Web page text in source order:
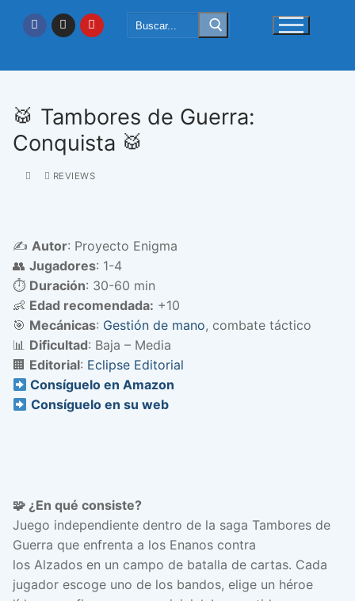
Buscar:
🥁 Tambores de Guerra:
Conquista 🥁
REVIEWS
✍️ Autor: Proyecto Enigma
👥 Jugadores: 1-4
⏱️ Duración: 30-60 min
👶 Edad recomendada: +10
🎯 Mecánicas: Gestión de mano, combate táctico
📊 Dificultad: Baja – Media
🏢 Editorial: Eclipse Editorial
Consíguelo en Amazon
Consíguelo en su web
🧩 ¿En qué consiste?
Juego independiente dentro de la saga Tambores de
Guerra que enfrenta a los Enanos contra
los Alzados en un campo de batalla de cartas. Cada
jugador escoge uno de los bandos, elige un héroe